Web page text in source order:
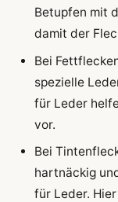
Betupfen mit
damit der
Bei
spezielle
für Leder
vor.
Bei
hartnäckig
für Leder.